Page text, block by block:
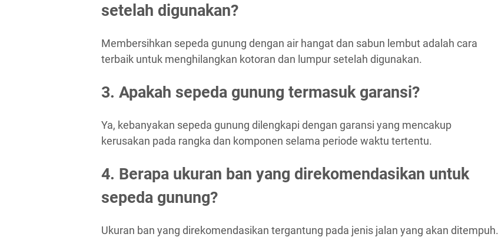
setelah digunakan?
Membersihkan sepeda gunung dengan air hangat dan sabun lembut adalah cara
terbaik untuk menghilangkan kotoran dan lumpur setelah digunakan.
3. Apakah sepeda gunung termasuk garansi?
Ya, kebanyakan sepeda gunung dilengkapi dengan garansi yang mencakup
kerusakan pada rangka dan komponen selama periode waktu tertentu.
4. Berapa ukuran ban yang direkomendasikan untuk
sepeda gunung?
Ukuran ban yang direkomendasikan tergantung pada jenis jalan yang akan ditempuh.